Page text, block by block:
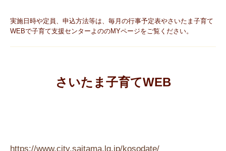
実施日時や定員、申込方法等は、毎月の行事予定表やさいたま子育て
WEBで子育て支援センターよののMYページをご覧ください。
さいたま子育てWEB
https://www.city.saitama.lg.jp/kosodate/